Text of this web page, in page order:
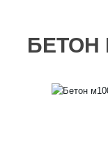
БЕТОН